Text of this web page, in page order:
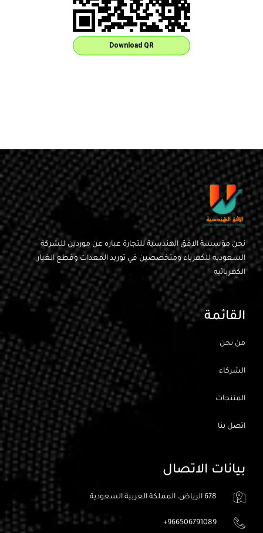
Download QR
نحن مؤسسة الافق الهندسية للتجارة عباره عن موردين للشركة
السعوديه للكهرباء ومتخصصين في توريد المعدات وقطع الغيار
الكهربائيه
القائمة
من نحن
الشركاء
المتنجات
اتصل بنا
بيانات الاتصال
678 الرياض، المملكة العربية السعودية
966506791089+